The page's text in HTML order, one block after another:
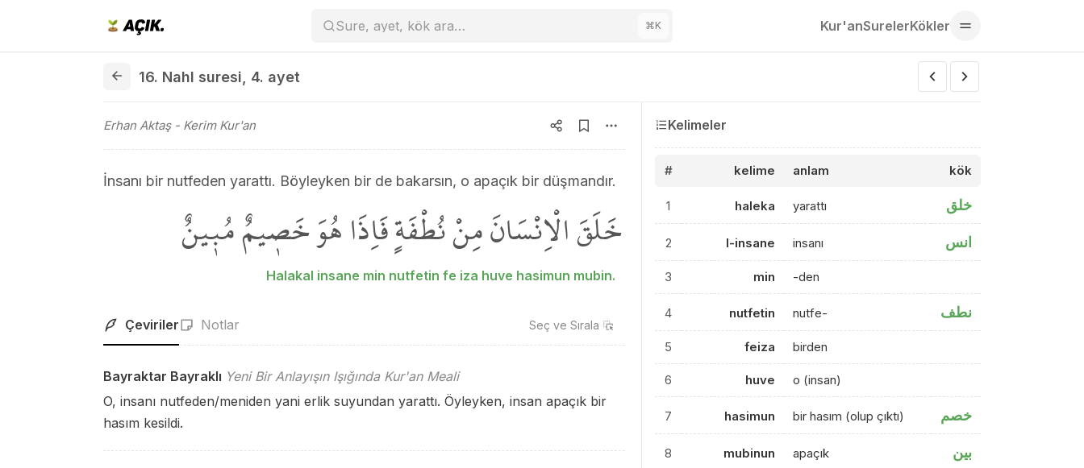
Sure, ayet, kök ara… ⌘K Kur'anSurelerKökler
16. Nahl suresi 4. ayet
Erhan Aktaş- Kerim Kur'an
İnsanı bir nutfeden yarattı. Böyleyken bir de bakarsın, o apaçık bir düşmandır.
خَلَقَ الْاِنْسَانَ مِنْ نُطْفَةٍ فَاِذَا هُوَ خَص۪يمٌ مُب۪ينٌ
Halakal insane min nutfetin fe iza huve hasimun mubin.
Çeviriler Notlar Seç ve Sırala
Bayraktar Bayraklı Yeni Bir Anlayışın Işığında Kur'an Meali
O, insanı nutfeden/meniden yani erlik suyundan yarattı. Öyleyken, insan apaçık bir
hasım kesildi.
Kelimeler
# kelime anlam kök
1 haleka yarattı خلق
2 l-insane insanı انس
3 min -den
4 nutfetin nutfe- نطف
5 feiza birden
6 huve o (insan)
7 hasimun bir hasım (olup çıktı) خصم
8 mubinun apaçık بين